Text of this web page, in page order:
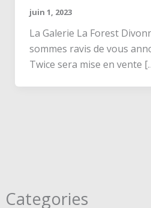
Categories
juin 1, 2023
La Galerie La Forest
sommes ravis de vous
Twice sera mise en vente